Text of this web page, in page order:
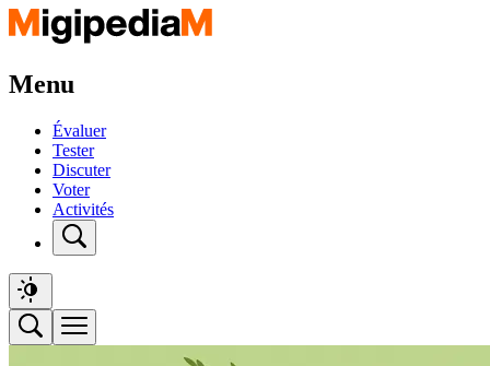
Menu
Évaluer
Tester
Discuter
Voter
Activités